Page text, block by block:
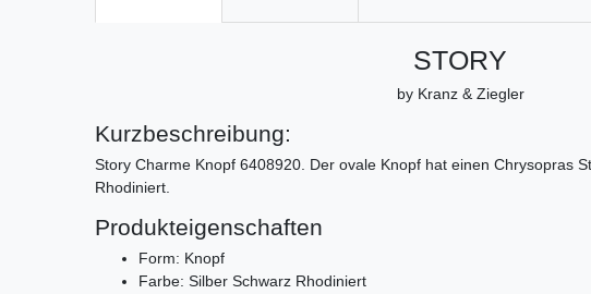
STORY
by Kranz & Ziegler
Kurzbeschreibung:
Story Charme Knopf 6408920. Der ovale Knopf hat einen Chrysopras
Rhodiniert.
Produkteigenschaften
Form: Knopf
Farbe: Silber Schwarz Rhodiniert